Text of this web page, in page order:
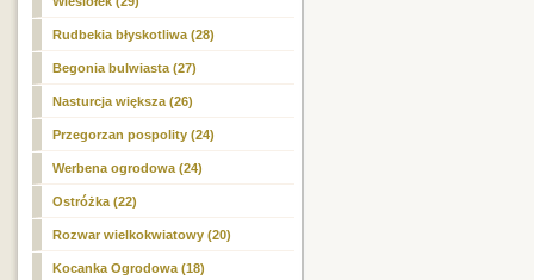
Rudbekia błyskotliwa (28)
Begonia bulwiasta (27)
Nasturcja większa (26)
Przegorzan pospolity (24)
Werbena ogrodowa (24)
Ostróżka (22)
Rozwar wielkokwiatowy (20)
Kocanka Ogrodowa (18)